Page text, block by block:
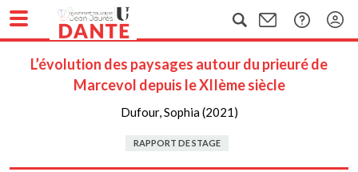
L’évolution des paysages autour du prieuré de
Marcevol depuis le XIIème siècle
Dufour, Sophia (2021)
RAPPORT DE STAGE